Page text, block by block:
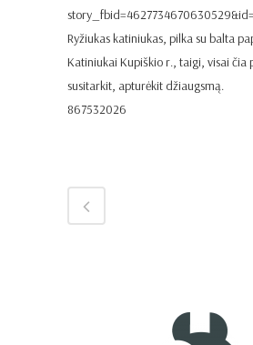
Ryžiukas katiniukas, pilka su balta
Katiniukai Kupiškio r., taigi, visai čia
susitarkit, apturėkit džiaugsmą.
867532026